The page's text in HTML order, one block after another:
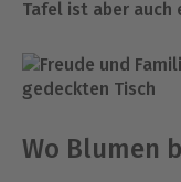
Tafel ist aber auch
Wo Blumen